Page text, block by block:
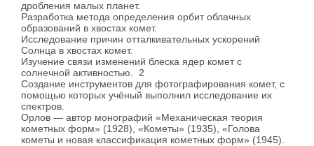
дробления малых планет.
Разработка метода определения орбит облачных
образований в хвостах комет.
Исследование причин отталкивательных ускорений
Солнца в хвостах комет.
Изучение связи изменений блеска ядер комет с
солнечной активностью. 2
Создание инструментов для фотографирования комет, с
помощью которых учёный выполнил исследование их
спектров.
Орлов — автор монографий «Механическая теория
кометных форм» (1928), «Кометы» (1935), «Голова
кометы и новая классификация кометных форм» (1945).